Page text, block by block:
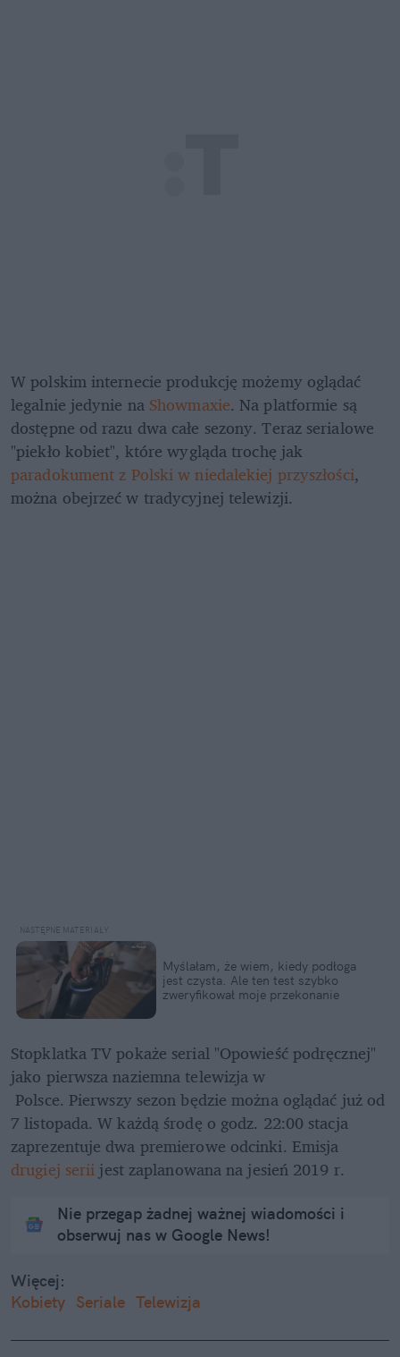
W polskim internecie produkcję możemy oglądać
legalnie jedynie na Showmaxie. Na platformie są
dostępne od razu dwa całe sezony. Teraz serialowe
paradokument z Polski w niedalekiej przyszłości,
można obejrzeć w tradycyjnej telewizji.
Myślałam, że wiem, kiedy podłoga
jest czysta. Ale ten test szybko
zweryfikował moje przekonanie
Stopklatka TV pokaże serial "Opowieść podręcznej"
jako pierwsza naziemna telewizja w
Polsce. Pierwszy sezon będzie można oglądać już od
7 listopada. W każdą środę o godz. 22:00 stacja
drugiej serii jest zaplanowana na jesień 2019 r.
Nie przegap żadnej ważnej wiadomości i
obserwuj nas w Google News!
Więcej:
Kobiety Seriale Telewizja